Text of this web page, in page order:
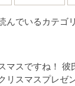
んでいるカテゴ
マスですね！ 彼
リスマスプレゼ